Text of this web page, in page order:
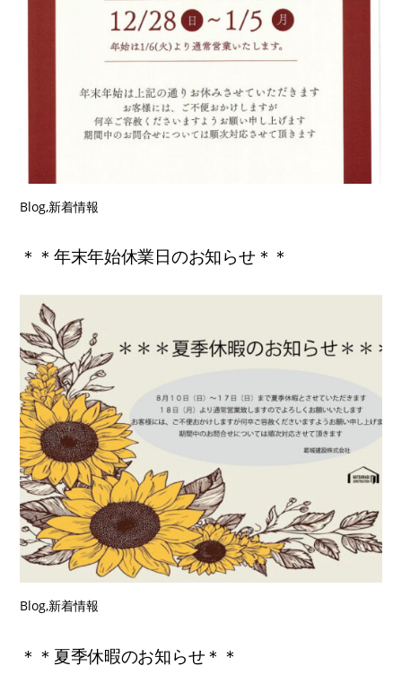
Blog,新着情報
＊＊年末年始休業日のお知らせ＊＊
Blog,新着情報
＊＊夏季休暇のお知らせ＊＊